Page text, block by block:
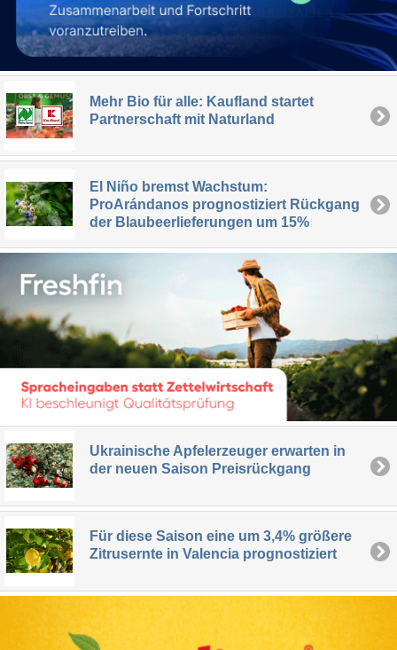
Mehr Bio für alle: Kaufland startet
Partnerschaft mit Naturland
El Niño bremst Wachstum:
ProArándanos prognostiziert Rückgang
der Blaubeerlieferungen um 15%
Ukrainische Apfelerzeuger erwarten in
der neuen Saison Preisrückgang
Für diese Saison eine um 3,4% größere
Zitrusernte in Valencia prognostiziert